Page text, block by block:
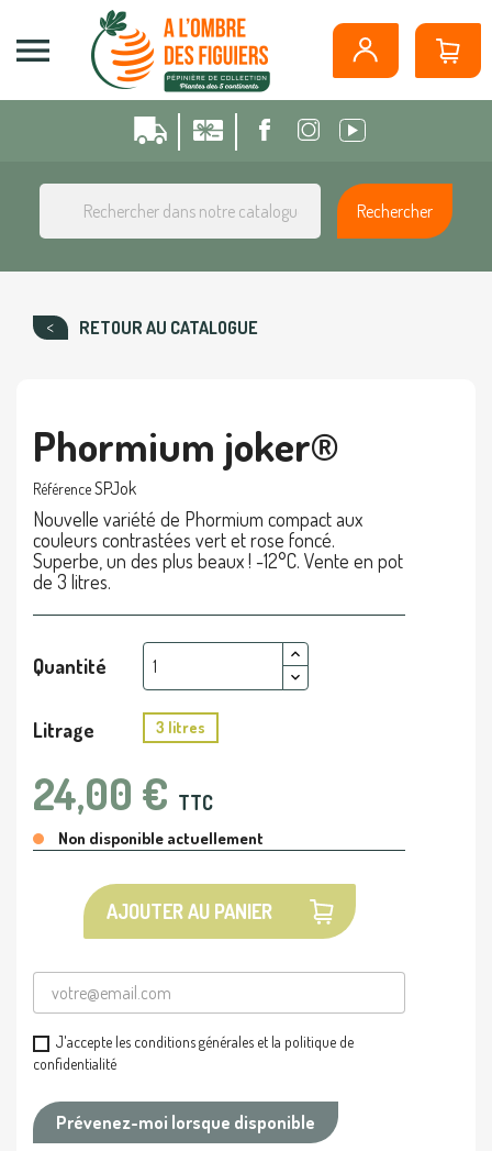

Rechercher
RETOUR AU CATALOGUE
Phormium joker®
RéférenceSPJok
Nouvelle variété de Phormium compact aux
couleurs contrastées vert et rose foncé.
Superbe, un des plus beaux ! -12°C. Vente en pot
de 3 litres.
Quantité
Litrage 3 litres
24,00 € TTC
Non disponible actuellement
AJOUTER AU PANIER
J'accepte les conditions générales et la politique de
confidentialité
Prévenez-moi lorsque disponible
Panneau de gestion des cookies